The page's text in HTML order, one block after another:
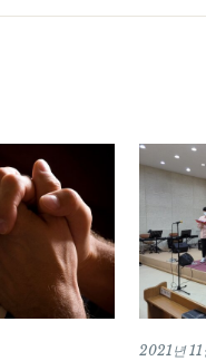
2021년 11